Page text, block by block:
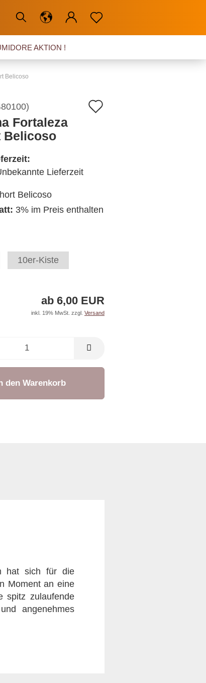
AKTION !
Belicoso
)
Fortaleza
Belicoso
Belicoso
3% im Preis enthalten
10er-Kiste
ab 6,00 EUR
inkl. 19% MwSt. zzgl. Versand
den Warenkorb
hat sich für die
Moment an eine
spitz zulaufende
angenehmes